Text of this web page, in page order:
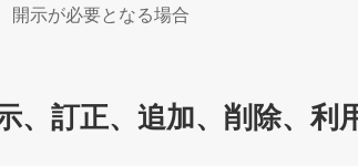
開示が必要となる場合
、訂正、追加、削除、利